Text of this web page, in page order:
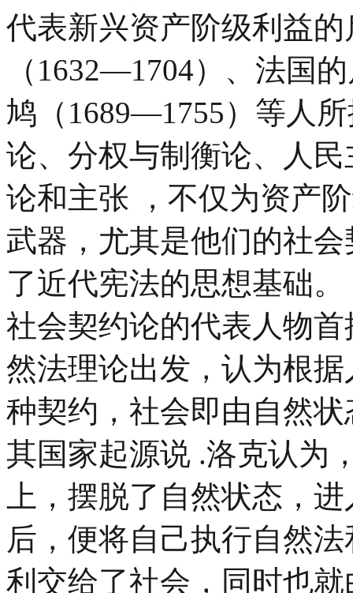
代表新兴资产阶级利益
（1632—1704）、法国
鸠（1689—1755）等人
论、分权与制衡论、人
论和主张 ，不仅为资产
武器，尤其是他们的社
了近代宪法的思想基础。
社会契约论的代表人物
然法理论出发，认为根
种契约，社会即由自然
其国家起源说 .洛克认为
上，摆脱了自然状态，
后，便将自己执行自然
利交给了社会，同时也